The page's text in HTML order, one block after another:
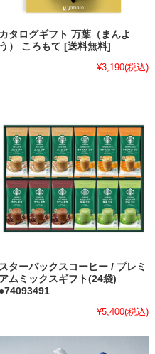
カタログギフト 万葉（まんよ
う） ころもて [送料無料]
¥3,190(税込)
スターバックスコーヒー / プレミ
アムミックスギフト(24袋)
●74093491
¥5,400(税込)